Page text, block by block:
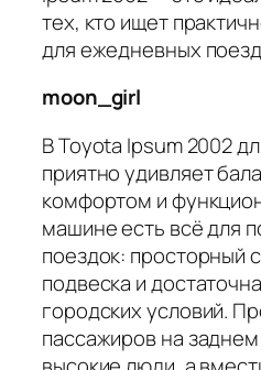
тех, кто ищет
для ежедневных
moon_girl
В Toyota Ipsum 2002
приятно удивляет
комфортом и
машине есть всё для
поездок: просторный
подвеска и
городских условий.
пассажиров на